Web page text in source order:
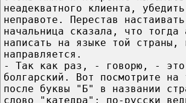
неадекватного клиента,
неправоте. Перестав
начальница сказала, что тогда
написать на языке той страны,
направляется.
- Так как раз, - говорю, - это
болгарский. Вот посмотрите на
после буквы "Б" в названии
слово "катедра"; по-русски